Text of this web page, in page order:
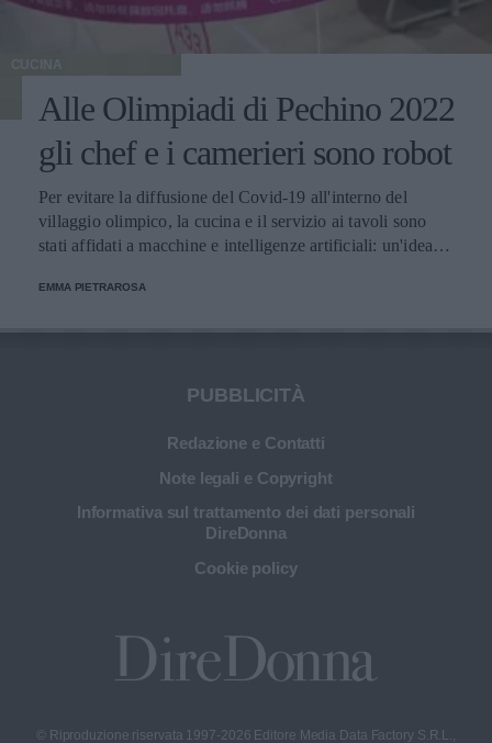
CUCINA
Alle Olimpiadi di Pechino 2022
gli chef e i camerieri sono robot
Per evitare la diffusione del Covid-19 all'interno del
villaggio olimpico, la cucina e il servizio ai tavoli sono
stati affidati a macchine e intelligenze artificiali: un'idea
EMMA PIETRAROSA
PUBBLICITÀ
Redazione e Contatti
Note legali e Copyright
Informativa sul trattamento dei dati personali
DireDonna
Cookie policy
© Riproduzione riservata 1997-2026 Editore Media Data Factory S.R.L.,